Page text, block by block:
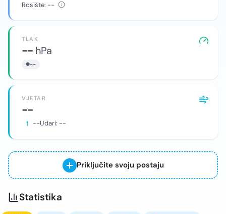
Rosište: --
TLAK
-- hPa
--
VJETAR
--
--Udari: --
Priključite svoju postaju
Statistika